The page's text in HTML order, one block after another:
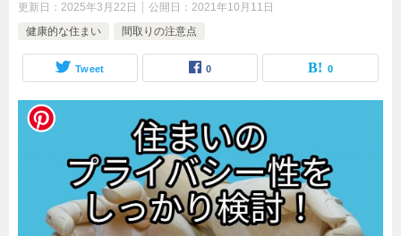
更新日： 2025年3月22日 公開日： 2021年10月11日
健康的な住まい
間取りの注意点
Tweet 0 0